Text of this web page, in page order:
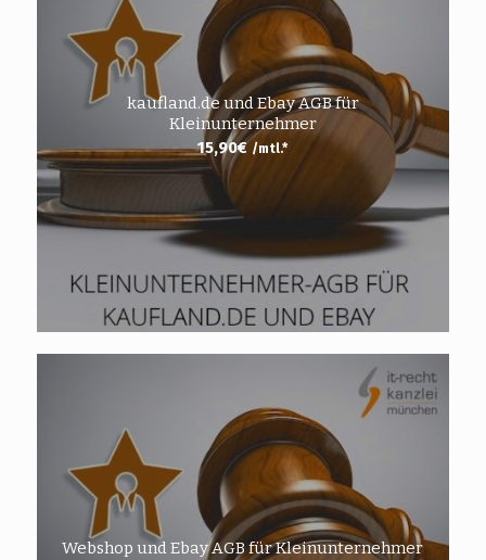
kaufland.de und Ebay AGB für
Kleinunternehmer
15,90€ /mtl.*
Webshop und Ebay AGB für Kleinunternehmer